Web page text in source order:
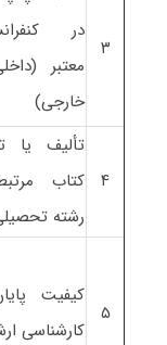
۳
در
معتبر
خارجی)
۴
تألیف یا
کتاب
رشته
۵
کیفیت
کارشناسی